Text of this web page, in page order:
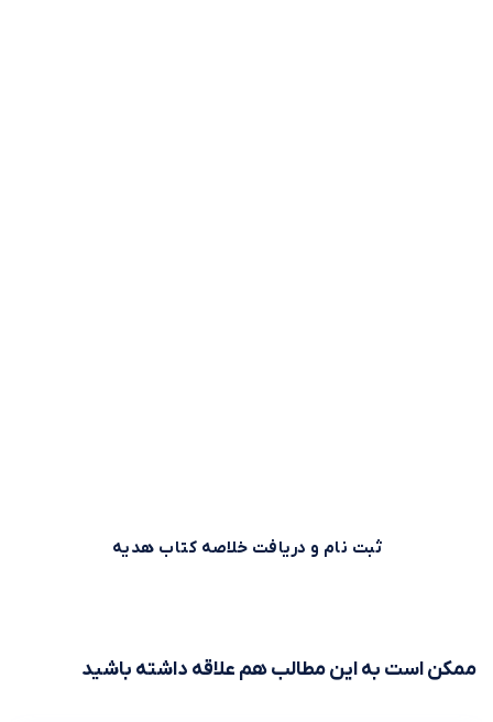
ثبت نام و دریافت خلاصه کتاب هدیه
ممکن است به این مطالب هم علاقه داشته باشید